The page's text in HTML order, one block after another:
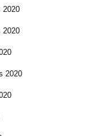
2020
2020
2020